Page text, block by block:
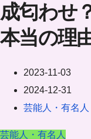
成匂わせ
本当の理
2023-11-03
2024-12-31
芸能人・有名人
芸能人・有名人